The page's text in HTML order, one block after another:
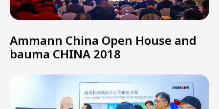
Ammann China Open House and
bauma CHINA 2018